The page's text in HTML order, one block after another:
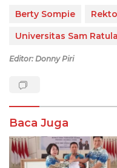
Berty Sompie
Universitas Sam
Editor: Donny Piri
Baca Juga